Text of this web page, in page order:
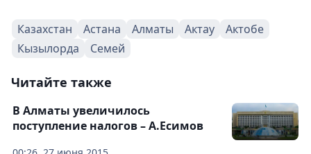
Казахстан Астана Алматы Актау
Актобе
Кызылорда
Семей
Читайте также
В Алматы увеличилось
поступление налогов – А.Есимов